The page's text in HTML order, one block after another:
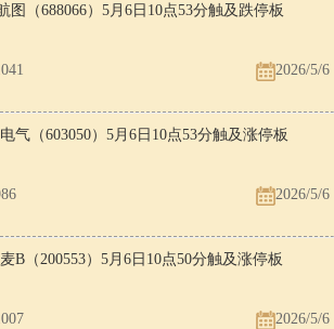
图（688066）5月6日10点53分触及跌停板
2026/5/6
气（603050）5月6日10点53分触及涨停板
2026/5/6
B（200553）5月6日10点50分触及涨停板
2026/5/6